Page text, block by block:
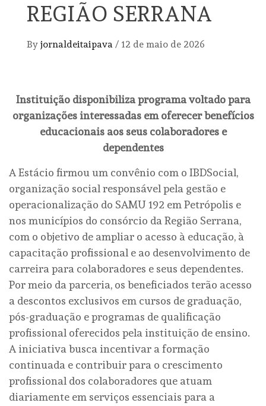
REGIÃO SERRANA
By jornaldeitaipava / 12 de maio de 2026
Instituição disponibiliza programa voltado para
organizações interessadas em oferecer benefícios
educacionais aos seus colaboradores e
dependentes
A Estácio firmou um convênio com o IBDSocial,
organização social responsável pela gestão e
operacionalização do SAMU 192 em Petrópolis e
nos municípios do consórcio da Região Serrana,
com o objetivo de ampliar o acesso à educação, à
capacitação profissional e ao desenvolvimento de
carreira para colaboradores e seus dependentes.
Por meio da parceria, os beneficiados terão acesso
a descontos exclusivos em cursos de graduação,
pós-graduação e programas de qualificação
profissional oferecidos pela instituição de ensino.
A iniciativa busca incentivar a formação
continuada e contribuir para o crescimento
profissional dos colaboradores que atuam
diariamente em serviços essenciais para a